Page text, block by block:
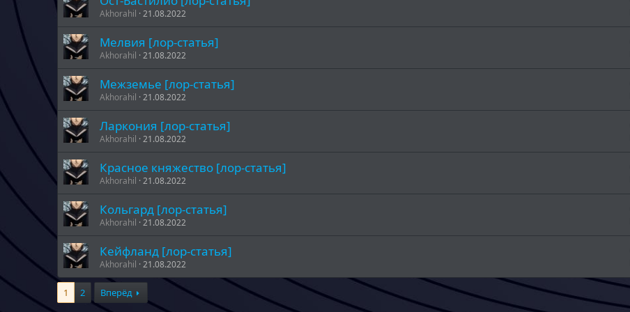
Akhorahil 21.08.2022
Мелвия [лор-статья]
Akhorahil 21.08.2022
Межземье [лор-статья]
Akhorahil 21.08.2022
Ларкония [лор-статья]
Akhorahil 21.08.2022
Красное княжество [лор-статья]
Akhorahil 21.08.2022
Кольгард [лор-статья]
Akhorahil 21.08.2022
Кейфланд [лор-статья]
Akhorahil 21.08.2022
1 2 Вперёд